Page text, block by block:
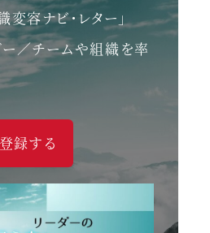
容ナビ・レター」
／チームや組織を率
登録する